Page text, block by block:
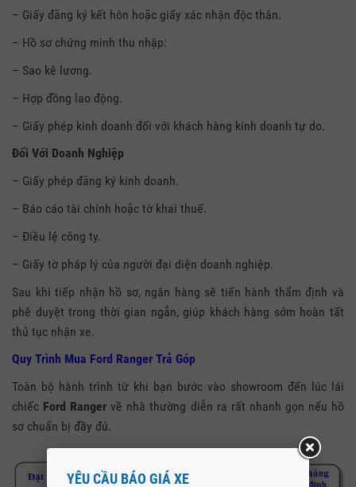
– Giấy đăng ký kết hôn hoặc giấy xác nhận độc thân.
– Hồ sơ chứng minh thu nhập:
– Sao kê lương.
– Hợp đồng lao động.
– Giấy phép kinh doanh đối với khách hàng kinh doanh tự do.
Đối Với Doanh Nghiệp
– Giấy phép đăng ký kinh doanh.
– Báo cáo tài chính hoặc tờ khai thuế.
– Điều lệ công ty.
– Giấy tờ pháp lý của người đại diện doanh nghiệp.
Sau khi tiếp nhận hồ sơ, ngân hàng sẽ tiến hành thẩm định và
phê duyệt trong thời gian ngắn, giúp khách hàng sớm hoàn tất
thủ tục nhận xe.
Quy Trình Mua Ford Ranger Trả Góp
Toàn bộ hành trình từ khi bạn bước vào showroom đến lúc lái
chiếc Ford Ranger về nhà thường diễn ra rất nhanh gọn nếu hồ
sơ chuẩn bị đầy đủ.
YÊU CẦU BÁO GIÁ XE